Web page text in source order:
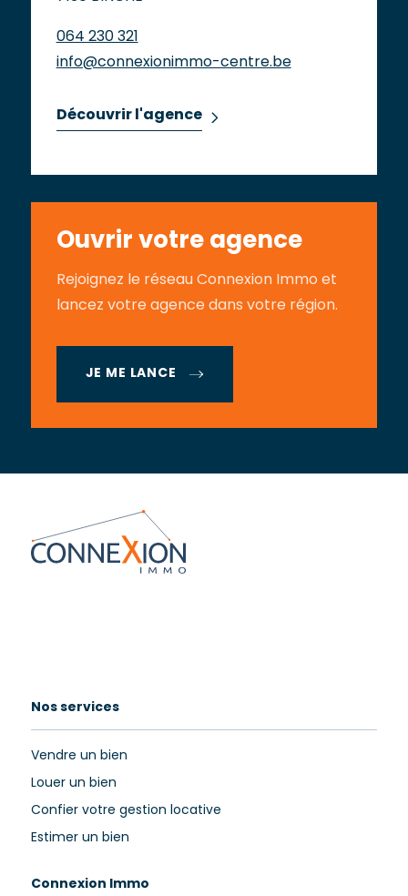
064 230 321
info@connexionimmo-centre.be
Découvrir l'agence
Ouvrir votre agence
Rejoignez le réseau Connexion Immo et
lancez votre agence dans votre région.
JE ME LANCE
Nos services
Vendre un bien
Louer un bien
Confier votre gestion locative
Estimer un bien
Connexion Immo